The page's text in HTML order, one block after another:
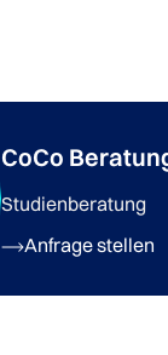
CoCo
Studienberatung
Anfrage stellen